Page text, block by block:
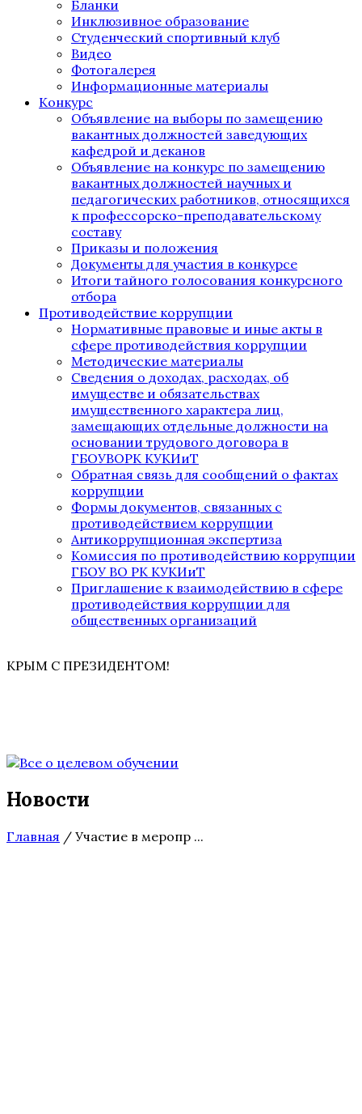
Бланки
Инклюзивное образование
Студенческий спортивный клуб
Видео
Фотогалерея
Информационные материалы
Конкурс
Объявление на выборы по замещению
вакантных должностей заведующих
кафедрой и деканов
Объявление на конкурс по замещению
вакантных должностей научных и
педагогических работников, относящихся
к профессорско-преподавательскому
составу
Приказы и положения
Документы для участия в конкурсе
Итоги тайного голосования конкурсного
отбора
Противодействие коррупции
Нормативные правовые и иные акты в
сфере противодействия коррупции
Методические материалы
Сведения о доходах, расходах, об
имуществе и обязательствах
имущественного характера лиц,
замещающих отдельные должности на
основании трудового договора в
ГБОУВОРК КУКИиТ
Обратная связь для сообщений о фактах
коррупции
Формы документов, связанных с
противодействием коррупции
Антикоррупционная экспертиза
Комиссия по противодействию коррупции
ГБОУ ВО РК КУКИиТ
Приглашение к взаимодействию в сфере
противодействия коррупции для
общественных организаций
КРЫМ С ПРЕЗИДЕНТОМ!
Новости
Главная / Участие в меропр ...